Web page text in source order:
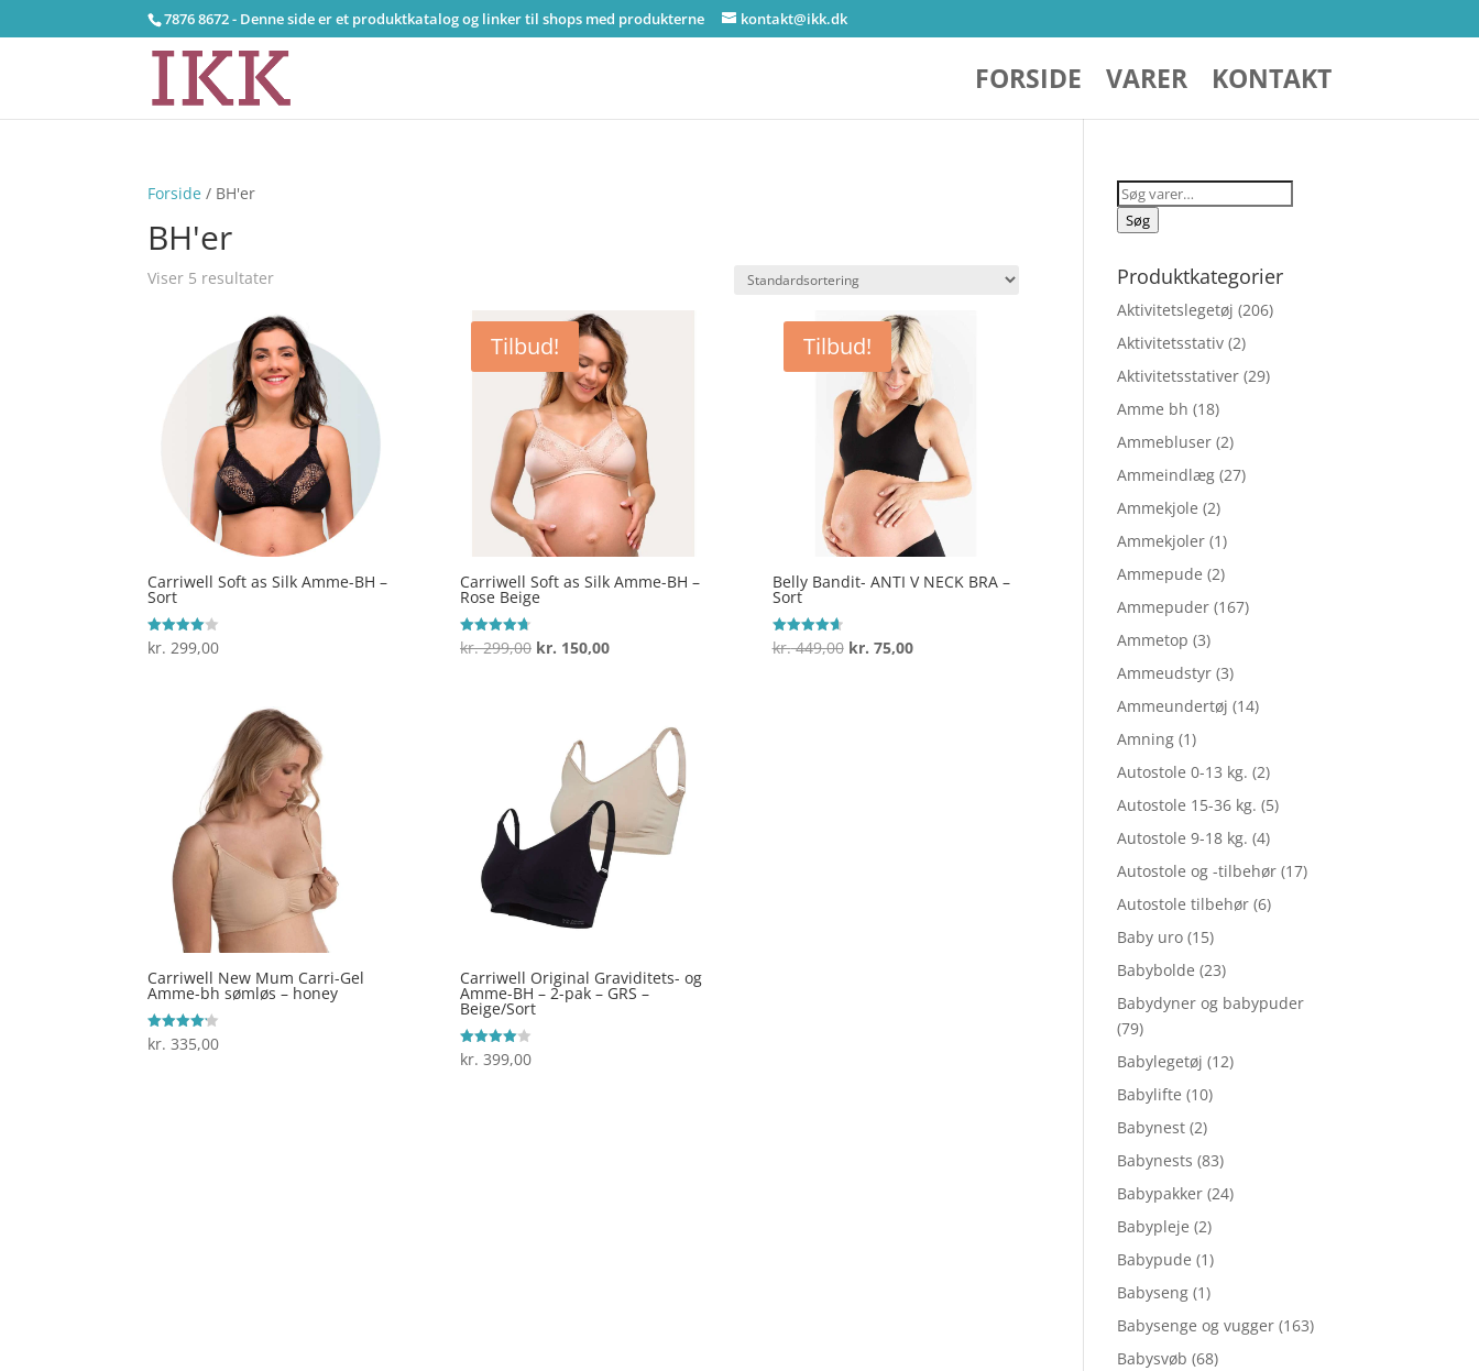
7876 8672 - Denne side er et produktkatalog og linker til shops med produkterne kontakt@ikk.dk
FORSIDE VARER KONTAKT
Forside / BH'er
BH'er
Viser 5 resultater
Carriwell Soft as Silk Amme-BH –
Sort
Vurderet
4
kr. 299,00
Tilbud!
Carriwell Soft as Silk Amme-BH –
Rose Beige
Vurderet
4.7
kr.299,00 Den
kr. 299,00.
kr. 150,00Den
kr. 150,00.
Tilbud!
Belly Bandit- ANTI V NECK BRA –
Sort
Vurderet
4.7
kr.449,00 Den
kr. 75,00Den
Carriwell New Mum Carri-Gel
Amme-bh sømløs – honey
Vurderet
4.1
kr. 335,00
Carriwell Original Graviditets- og
Amme-BH – 2-pak – GRS –
Beige/Sort
Vurderet
4
kr. 399,00
Søg
efter:
Søg
Produktkategorier
Aktivitetslegetøj (206)
Aktivitetsstativ (2)
Aktivitetsstativer (29)
Amme bh (18)
Ammebluser (2)
Ammeindlæg (27)
Ammekjole (2)
Ammekjoler (1)
Ammepude (2)
Ammepuder (167)
Ammetop (3)
Ammeudstyr (3)
Ammeundertøj (14)
Amning (1)
Autostole 0-13 kg. (2)
Autostole 15-36 kg. (5)
Autostole 9-18 kg. (4)
Autostole og -tilbehør (17)
Autostole tilbehør (6)
Baby uro (15)
Babybolde (23)
Babydyner og babypuder
(79)
Babylegetøj (12)
Babylifte (10)
Babynest (2)
Babynests (83)
Babypakker (24)
Babypleje (2)
Babypude (1)
Babyseng (1)
Babysenge og vugger (163)
Babysvøb (68)